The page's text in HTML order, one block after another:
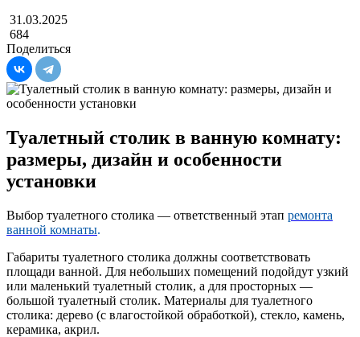
31.03.2025
684
Поделиться
Туалетный столик в ванную комнату:
размеры, дизайн и особенности
установки
Выбор туалетного столика — ответственный этап ремонта
ванной комнаты.
Габариты туалетного столика должны соответствовать
площади ванной. Для небольших помещений подойдут узкий
или маленький туалетный столик, а для просторных —
большой туалетный столик. Материалы для туалетного
столика: дерево (с влагостойкой обработкой), стекло, камень,
керамика, акрил.